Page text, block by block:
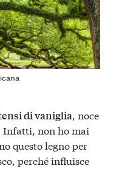
di vaniglia, noce
Infatti, non ho mai
questo legno per
perché influisce